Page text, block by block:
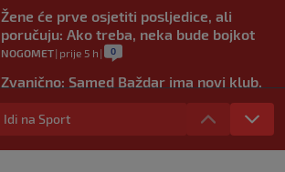
Žene će prve osjetiti posljedice, ali
poručuju: Ako treba, neka bude bojkot
NOGOMET| prije 5 h | 0
Zvanično: Samed Baždar ima novi klub,
zadužio broj sa velikom "težinom"
NOGOMET|prije 8 h
Prije nekoliko godina zaludjela je
Idi na Sport